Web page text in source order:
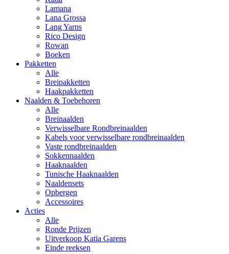
Lamana
Lana Grossa
Lang Yarns
Rico Design
Rowan
Boeken
Pakketten
Alle
Breipakketten
Haakpakketten
Naalden & Toebehoren
Alle
Breinaalden
Verwisselbare Rondbreinaalden
Kabels voor verwisselbare rondbreinaalden
Vaste rondbreinaalden
Sokkennaalden
Haaknaalden
Tunische Haaknaalden
Naaldensets
Opbergen
Accessoires
Acties
Alle
Ronde Prijzen
Uitverkoop Katia Garens
Einde reeksen